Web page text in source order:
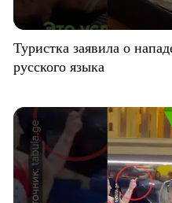
Туристка заявила о
русского языка